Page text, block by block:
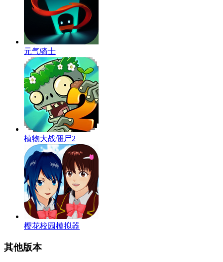
元气骑士
植物大战僵尸2
樱花校园模拟器
其他版本